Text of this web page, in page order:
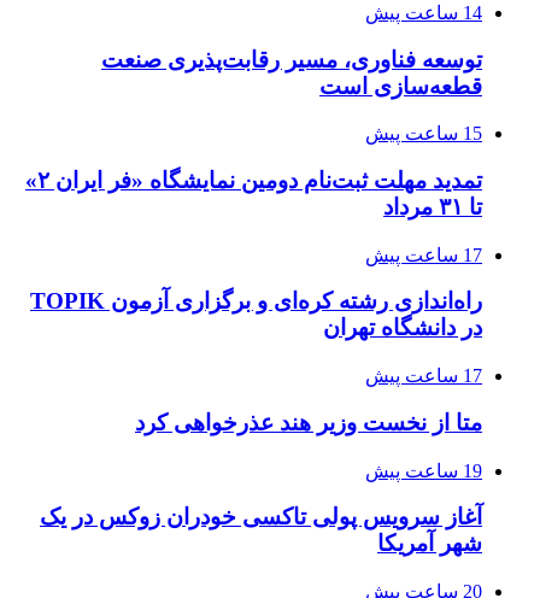
14 ساعت پیش
توسعه فناوری، مسیر رقابت‌پذیری صنعت
قطعه‌سازی است
15 ساعت پیش
تمدید مهلت ثبت‌نام دومین نمایشگاه «فر ایران ۲»
تا ۳۱ مرداد
17 ساعت پیش
راه‌اندازی رشته کره‌ای و برگزاری آزمون TOPIK
در دانشگاه تهران
17 ساعت پیش
متا از نخست وزیر هند عذرخواهی کرد
19 ساعت پیش
آغاز سرویس پولی تاکسی خودران زوکس در یک
شهر آمریکا
20 ساعت پیش